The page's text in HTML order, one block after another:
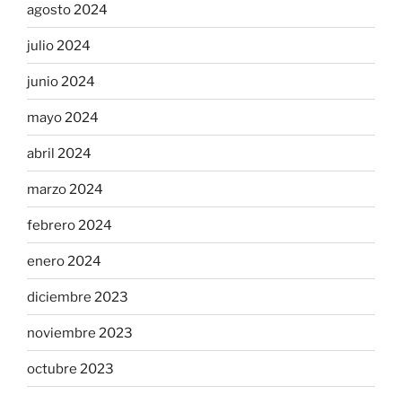
agosto 2024
julio 2024
junio 2024
mayo 2024
abril 2024
marzo 2024
febrero 2024
enero 2024
diciembre 2023
noviembre 2023
octubre 2023